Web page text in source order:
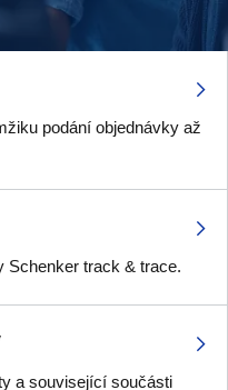
podání objednávky až
Schenker track & trace.
a související součásti